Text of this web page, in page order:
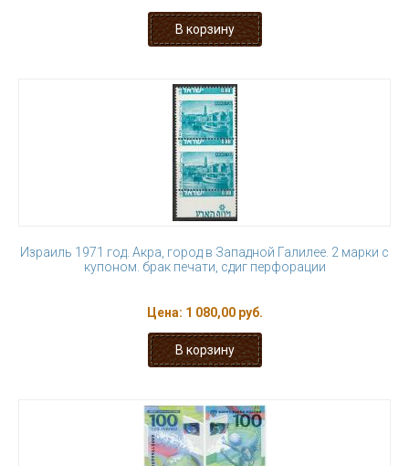
Израиль 1971 год. Акра, город в Западной Галилее. 2 марки с
купоном. брак печати, сдиг перфорации
Цена: 1 080,00 руб.